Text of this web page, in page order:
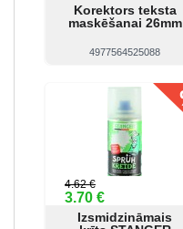
Korektors teksta
maskēšanai 26mm
4977564525088
4.62 €
3.70 €
Izsmidzināmais